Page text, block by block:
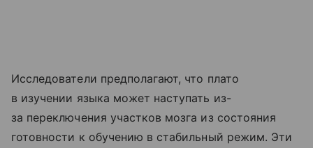
Исследователи предполагают, что плато
в изучении языка может наступать из-
за переключения участков мозга из состояния
готовности к обучению в стабильный режим. Эти